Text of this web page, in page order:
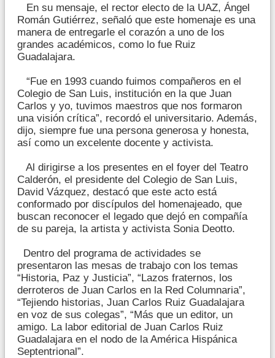
En su mensaje, el rector electo de la UAZ, Ángel
Román Gutiérrez, señaló que este homenaje es una
manera de entregarle el corazón a uno de los
grandes académicos, como lo fue Ruiz
Guadalajara.
“Fue en 1993 cuando fuimos compañeros en el
Colegio de San Luis, institución en la que Juan
Carlos y yo, tuvimos maestros que nos formaron
una visión crítica”, recordó el universitario. Además,
dijo, siempre fue una persona generosa y honesta,
así como un excelente docente y activista.
Al dirigirse a los presentes en el foyer del Teatro
Calderón, el presidente del Colegio de San Luis,
David Vázquez, destacó que este acto está
conformado por discípulos del homenajeado, que
buscan reconocer el legado que dejó en compañía
de su pareja, la artista y activista Sonia Deotto.
Dentro del programa de actividades se
presentaron las mesas de trabajo con los temas
“Historia, Paz y Justicia”, “Lazos fraternos, los
derroteros de Juan Carlos en la Red Columnaria”,
“Tejiendo historias, Juan Carlos Ruiz Guadalajara
en voz de sus colegas”, “Más que un editor, un
amigo. La labor editorial de Juan Carlos Ruiz
Guadalajara en el nodo de la América Hispánica
Septentrional”.